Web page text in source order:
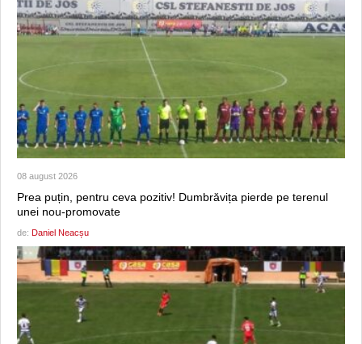
08 august 2026
Prea puțin, pentru ceva pozitiv! Dumbrăvița pierde pe terenul
unei nou-promovate
de: Daniel Neacșu